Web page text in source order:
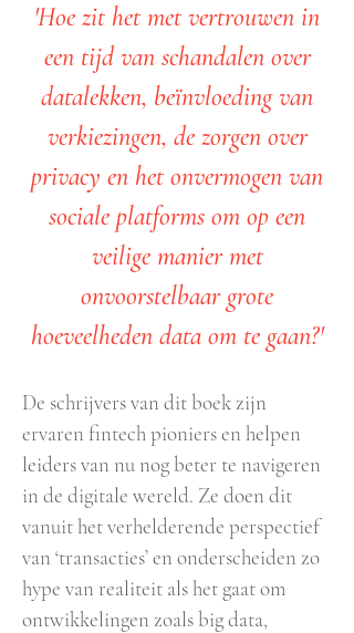
'Hoe zit het met vertrouwen in
een tijd van schandalen over
datalekken, beïnvloeding van
verkiezingen, de zorgen over
privacy en het onvermogen van
sociale platforms om op een
veilige manier met
onvoorstelbaar grote
hoeveelheden data om te gaan?'
De schrijvers van dit boek zijn
ervaren fintech pioniers en helpen
leiders van nu nog beter te navigeren
in de digitale wereld. Ze doen dit
vanuit het verhelderende perspectief
van ‘transacties’ en onderscheiden zo
hype van realiteit als het gaat om
ontwikkelingen zoals big data,